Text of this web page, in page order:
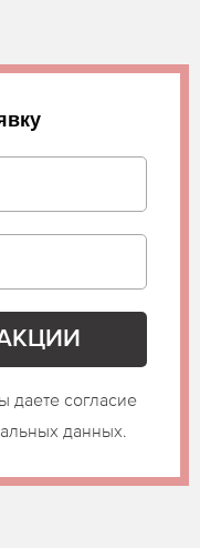
даете согласие
данных.